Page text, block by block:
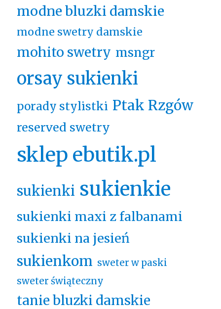
modne bluzki damskie
modne swetry damskie
mohito swetry msngr
orsay sukienki
porady stylistki Ptak Rzgów
reserved swetry
sklep ebutik.pl
sukienki sukienkie
sukienki maxi z falbanami
sukienki na jesień
sukienkom sweter w paski
sweter świąteczny
tanie bluzki damskie